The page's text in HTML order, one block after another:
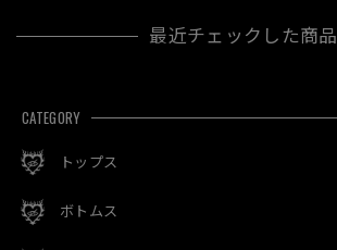
最近チェックした商品
CATEGORY
トップス
ボトムス